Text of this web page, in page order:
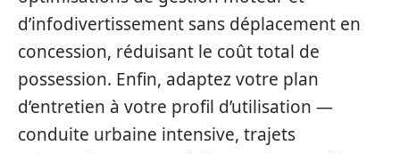
d’infodivertissement sans déplacement en
concession, réduisant le coût total de
possession. Enfin, adaptez votre plan
d’entretien à votre profil d’utilisation —
conduite urbaine intensive, trajets